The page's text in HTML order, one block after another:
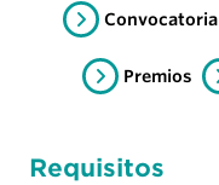
Convocatoria
Premios
Requisitos